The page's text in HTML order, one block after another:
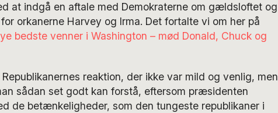
at indgå en aftale med Demokraterne om gældsloftet og
orkanerne Harvey og Irma. Det fortalte vi om her på
bedste venner i Washington – mød Donald, Chuck og
reaktion, der ikke var mild og venlig, men
sådan set godt kan forstå, eftersom præsidenten
de betænkeligheder, som den tungeste republikaner i